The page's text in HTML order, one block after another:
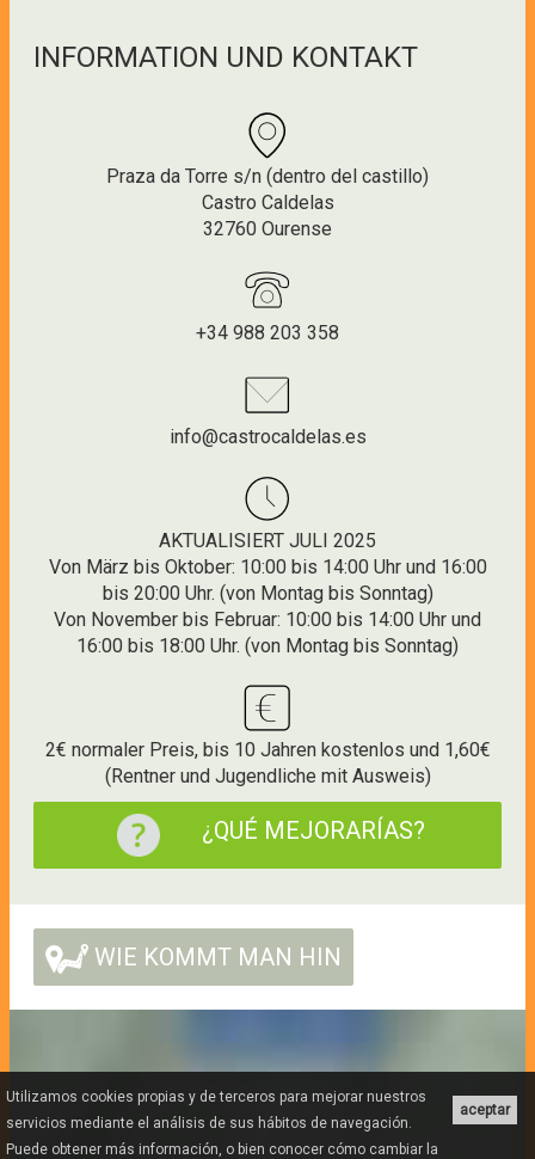
INFORMATION UND KONTAKT
Praza da Torre s/n (dentro del castillo)
Castro Caldelas
32760 Ourense
+34 988 203 358
info@castrocaldelas.es
AKTUALISIERT JULI 2025
Von März bis Oktober: 10:00 bis 14:00 Uhr und 16:00
bis 20:00 Uhr. (von Montag bis Sonntag)
Von November bis Februar: 10:00 bis 14:00 Uhr und
16:00 bis 18:00 Uhr. (von Montag bis Sonntag)
2€ normaler Preis, bis 10 Jahren kostenlos und 1,60€
(Rentner und Jugendliche mit Ausweis)
¿QUÉ MEJORARÍAS?
WIE KOMMT MAN HIN
aceptar
Utilizamos cookies propias y de terceros para mejorar nuestros
servicios mediante el análisis de sus hábitos de navegación.
Puede obtener más información, o bien conocer cómo cambiar la